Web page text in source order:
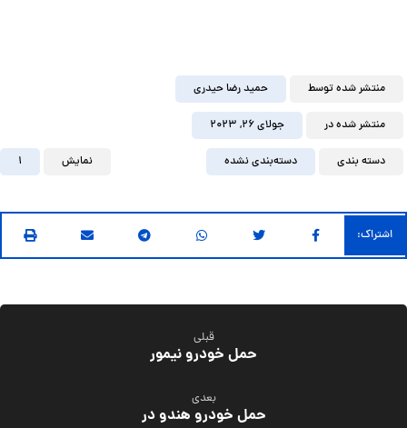
منتشر شده توسط حمید رضا حیدری
منتشر شده در جولای ۲۶, ۲۰۲۳
دسته بندی دسته‌بندی نشده نمایش 1
قبلی
حمل خودرو نیمور
بعدی
حمل خودرو هندو در